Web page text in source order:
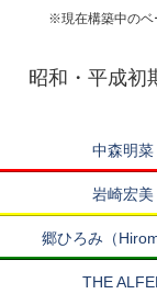
※現在構築中のベ
昭和・平成初
中森明菜
岩崎宏美
郷ひろみ（
THE